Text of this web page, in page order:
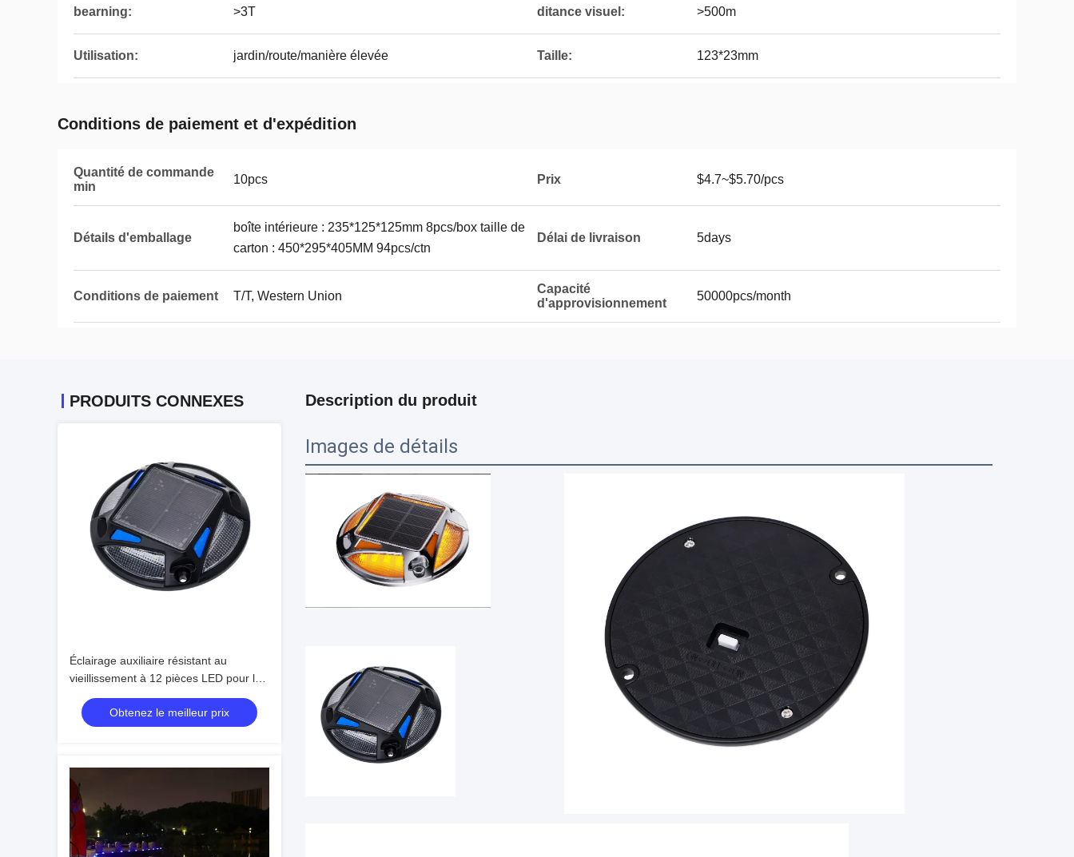
bearning: >3T ditance visuel: >500m
Utilisation: jardin/route/manière élevée Taille: 123*23mm
Conditions de paiement et d'expédition
Quantité de commande
min
10pcs Prix $4.7~$5.70/pcs
Détails d'emballage
boîte intérieure : 235*125*125mm 8pcs/box taille de
carton : 450*295*405MM 94pcs/ctn
Délai de livraison 5days
Conditions de paiement T/T, Western Union
Capacité
d'approvisionnement
50000pcs/month
PRODUITS CONNEXES
Éclairage auxiliaire résistant au
vieillissement à 12 pièces LED pour la
sécurité routière
Obtenez le meilleur prix
Description du produit
Images de détails